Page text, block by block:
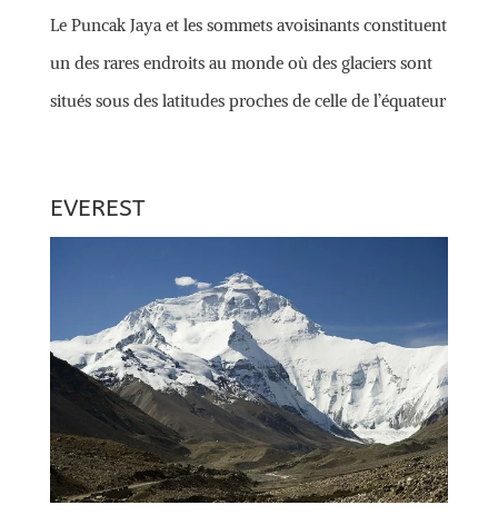
Le Puncak Jaya et les sommets avoisinants constituent
un des rares endroits au monde où des glaciers sont
situés sous des latitudes proches de celle de l’équateur
EVEREST